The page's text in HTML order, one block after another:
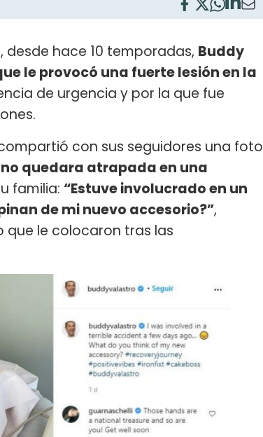
, desde hace 10 temporadas, Buddy
le provocó una fuerte lesión en la
de urgencia y por la que fue
con sus seguidores una foto
quedara atrapada en una
familia: “Estuve involucrado en un
de mi nuevo accesorio?”,
que le colocaron tras las